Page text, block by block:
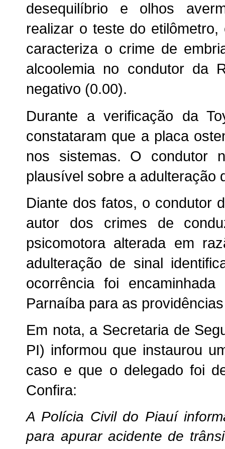
desequilíbrio e olhos
realizar o teste do
caracteriza o crime de
alcoolemia no condutor da
negativo (0.00).
Durante a verificação da
constataram que a placa
nos sistemas. O condutor
plausível sobre a adulteração
Diante dos fatos, o condutor
autor dos crimes de
psicomotora alterada em
adulteração de sinal
ocorrência foi
Parnaíba para as
Em nota, a Secretaria de
PI) informou que instaurou
caso e que o delegado foi
Confira:
A Polícia Civil do Piauí
para apurar acidente de